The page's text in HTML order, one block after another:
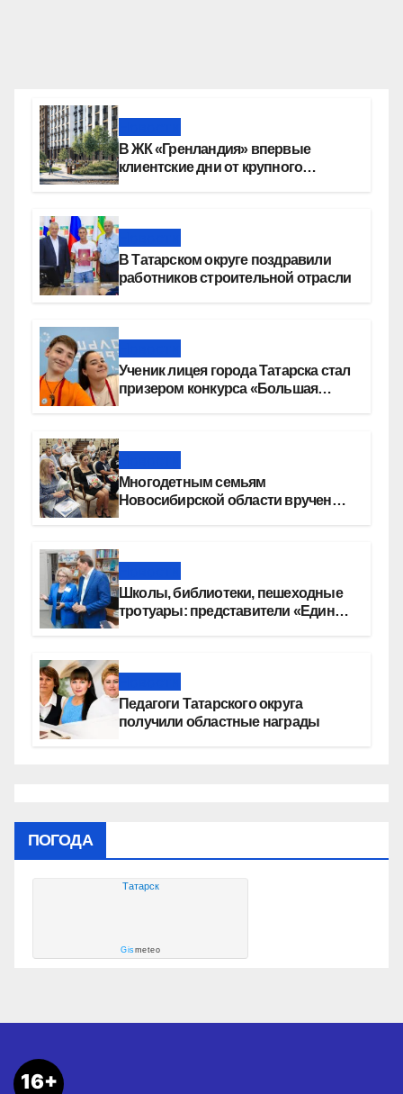
В ЖК «Гренландия» впервые
клиентские дни от крупного
В Татарском округе поздравили
работников строительной отрасли
Ученик лицея города Татарска стал
призером конкурса «Большая
Многодетным семьям
Новосибирской области вручены
Школы, библиотеки, пешеходные
тротуары: представители «Единой
Педагоги Татарского округа
получили областные награды
ПОГОДА
Татарск
Gismeteo
16+